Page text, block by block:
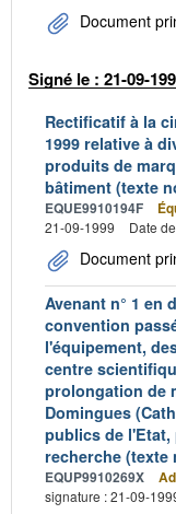
Document
Signé le : 21-09-
Rectificatif à la
1999 relative à
produits de
bâtiment (texte
EQUE9910194F
21-09-1999
Date
Document
Avenant n° 1 en
convention
l'équipement,
centre
prolongation de
Domingues
publics de
recherche
EQUP9910269X
signature : 21-09-